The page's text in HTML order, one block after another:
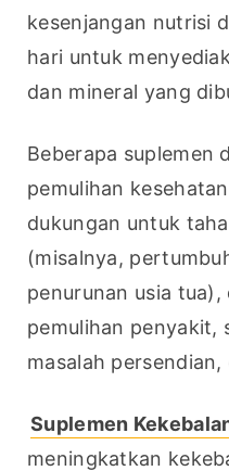
kesenjangan nutrisi
hari untuk
dan mineral yang
Beberapa suplemen
pemulihan
dukungan untuk
(misalnya,
penurunan usia
pemulihan penyakit,
masalah
Suplemen
meningkatkan